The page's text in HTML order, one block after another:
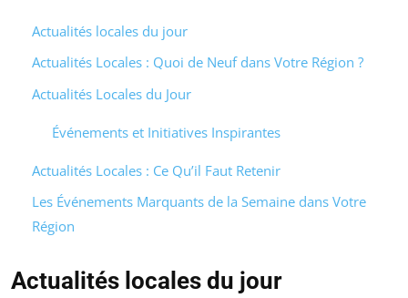
Actualités locales du jour
Actualités Locales : Quoi de Neuf dans Votre Région ?
Actualités Locales du Jour
Événements et Initiatives Inspirantes
Actualités Locales : Ce Qu’il Faut Retenir
Les Événements Marquants de la Semaine dans Votre
Région
Actualités locales du jour